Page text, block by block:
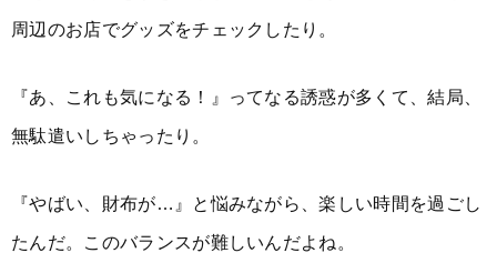
周辺のお店でグッズをチェックしたり。
『あ、これも気になる！』ってなる誘惑が多くて、結局、
無駄遣いしちゃったり。
『やばい、財布が…』と悩みながら、楽しい時間を過ごし
たんだ。このバランスが難しいんだよね。